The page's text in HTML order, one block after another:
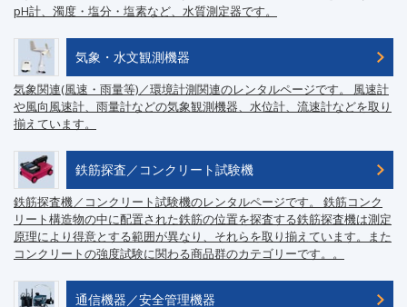
pH計、濁度・塩分・塩素など、水質測定器です。
気象・水文観測機器
気象関連(風速・雨量等)／環境計測関連のレンタルページです。 風速計
や風向風速計、雨量計などの気象観測機器、水位計、流速計などを取り
揃えています。
鉄筋探査／コンクリート試験機
鉄筋探査機／コンクリート試験機のレンタルページです。 鉄筋コンク
リート構造物の中に配置された鉄筋の位置を探査する鉄筋探査機は測定
原理により得意とする範囲が異なり、それらを取り揃えています。また
コンクリートの強度試験に関わる商品群のカテゴリーです。。
通信機器／安全管理機器